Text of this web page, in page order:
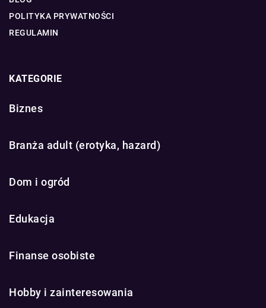
POLITYKA PRYWATNOŚCI
REGULAMIN
KATEGORIE
Biznes
Branża adult (erotyka, hazard)
Dom i ogród
Edukacja
Finanse osobiste
Hobby i zainteresowania